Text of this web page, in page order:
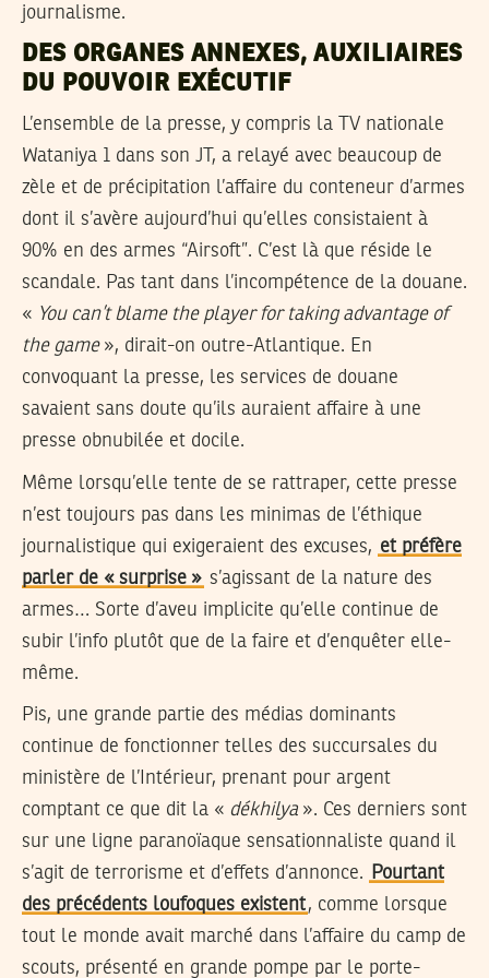
journalisme.
DES ORGANES ANNEXES, AUXILIAIRES
DU POUVOIR EXÉCUTIF
L’ensemble de la presse, y compris la TV nationale
Wataniya 1 dans son JT, a relayé avec beaucoup de
zèle et de précipitation l’affaire du conteneur d’armes
dont il s’avère aujourd’hui qu’elles consistaient à
90% en des armes “Airsoft”. C’est là que réside le
scandale. Pas tant dans l’incompétence de la douane.
« You can’t blame the player for taking advantage of
the game», dirait-on outre-Atlantique. En
convoquant la presse, les services de douane
savaient sans doute qu’ils auraient affaire à une
presse obnubilée et docile.
Même lorsqu’elle tente de se rattraper, cette presse
n’est toujours pas dans les minimas de l’éthique
journalistique qui exigeraient des excuses, et préfère
parler de « surprise » s’agissant de la nature des
armes… Sorte d’aveu implicite qu’elle continue de
subir l’info plutôt que de la faire et d’enquêter elle-
même.
Pis, une grande partie des médias dominants
continue de fonctionner telles des succursales du
ministère de l’Intérieur, prenant pour argent
comptant ce que dit la « dékhilya ». Ces derniers sont
sur une ligne paranoïaque sensationnaliste quand il
s’agit de terrorisme et d’effets d’annonce.
Pourtant
des précédents loufoques existent, comme lorsque
tout le monde avait marché dans l’affaire du camp de
scouts, présenté en grande pompe par le porte-